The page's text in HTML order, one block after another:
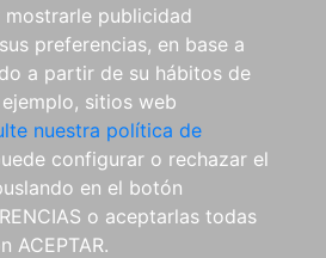
publicidad
preferencias, en base a
a partir de su hábitos de
sitios web
nuestra política de
configurar o rechazar el
en el botón
o aceptarlas todas
ACEPTAR.